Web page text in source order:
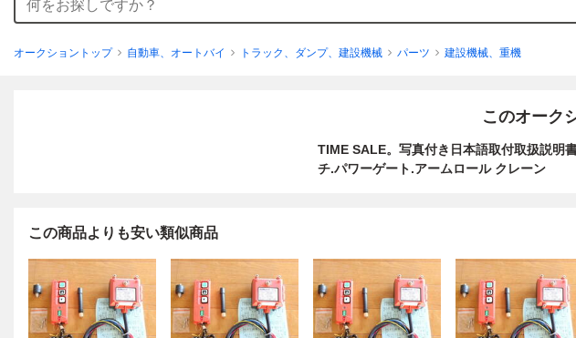
オークショントップ 自動車、オートバイ トラック、ダンプ、建設機械 パーツ 建設機械、重機
このオーク
TIME SALE。写真付き日本語取付取扱説明
チ.パワーゲート.アームロール クレーン
この商品よりも安い類似商品